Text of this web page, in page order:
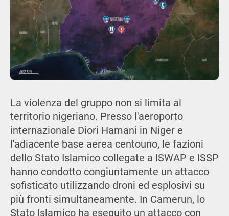
La violenza del gruppo non si limita al
territorio nigeriano. Presso l'aeroporto
internazionale Diori Hamani in Niger e
l'adiacente base aerea centouno, le fazioni
dello Stato Islamico collegate a ISWAP e ISSP
hanno condotto congiuntamente un attacco
sofisticato utilizzando droni ed esplosivi su
più fronti simultaneamente. In Camerun, lo
Stato Islamico ha eseguito un attacco con